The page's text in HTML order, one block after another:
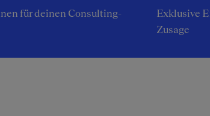
sehr hoeflich, ohne freundlich zu sein,
für deinen Consulting-
Exklusive
Zusage